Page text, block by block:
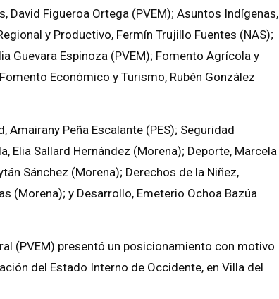
David Figueroa Ortega (PVEM); Asuntos Indígenas,
y Productivo, Fermín Trujillo Fuentes (NAS);
Guevara Espinoza (PVEM); Fomento Agrícola y
Económico y Turismo, Rubén González
Amairany Peña Escalante (PES); Seguridad
Elia Sallard Hernández (Morena); Deporte, Marcela
Sánchez (Morena); Derechos de la Niñez,
(Morena); y Desarrollo, Emeterio Ochoa Bazúa
(PVEM) presentó un posicionamiento con motivo
del Estado Interno de Occidente, en Villa del